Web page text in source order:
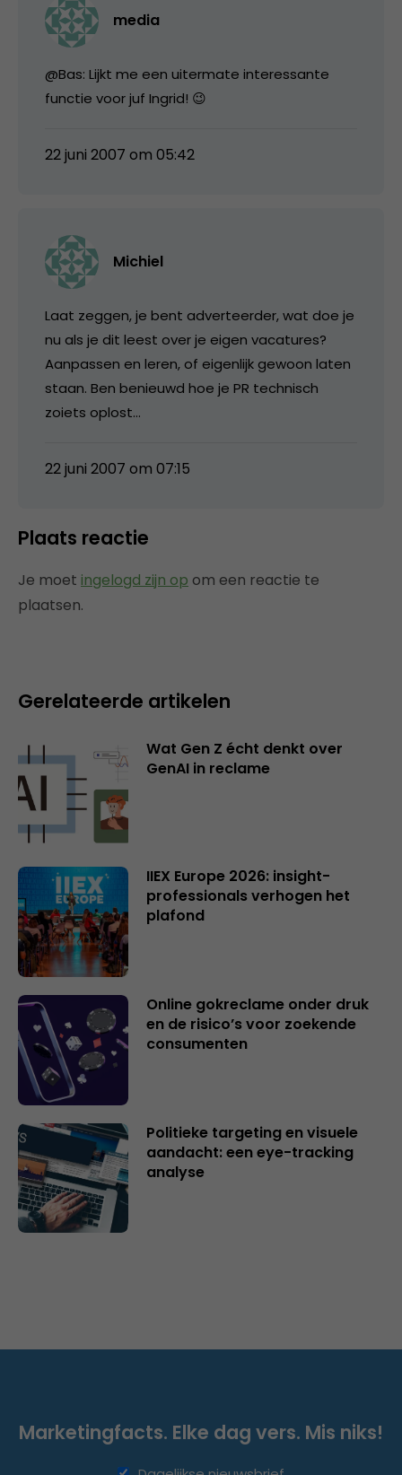
media
@Bas: Lijkt me een uitermate interessante
functie voor juf Ingrid! 😉
22 juni 2007 om 05:42
Michiel
Laat zeggen, je bent adverteerder, wat doe je
nu als je dit leest over je eigen vacatures?
Aanpassen en leren, of eigenlijk gewoon laten
staan. Ben benieuwd hoe je PR technisch
zoiets oplost…
22 juni 2007 om 07:15
Plaats reactie
Je moet ingelogd zijn op om een reactie te
plaatsen.
Gerelateerde artikelen
Wat Gen Z écht denkt over
GenAI in reclame
IIEX Europe 2026: insight-
professionals verhogen het
plafond
Online gokreclame onder druk
en de risico’s voor zoekende
consumenten
Politieke targeting en visuele
aandacht: een eye-tracking
analyse
Marketingfacts. Elke dag vers. Mis niks!